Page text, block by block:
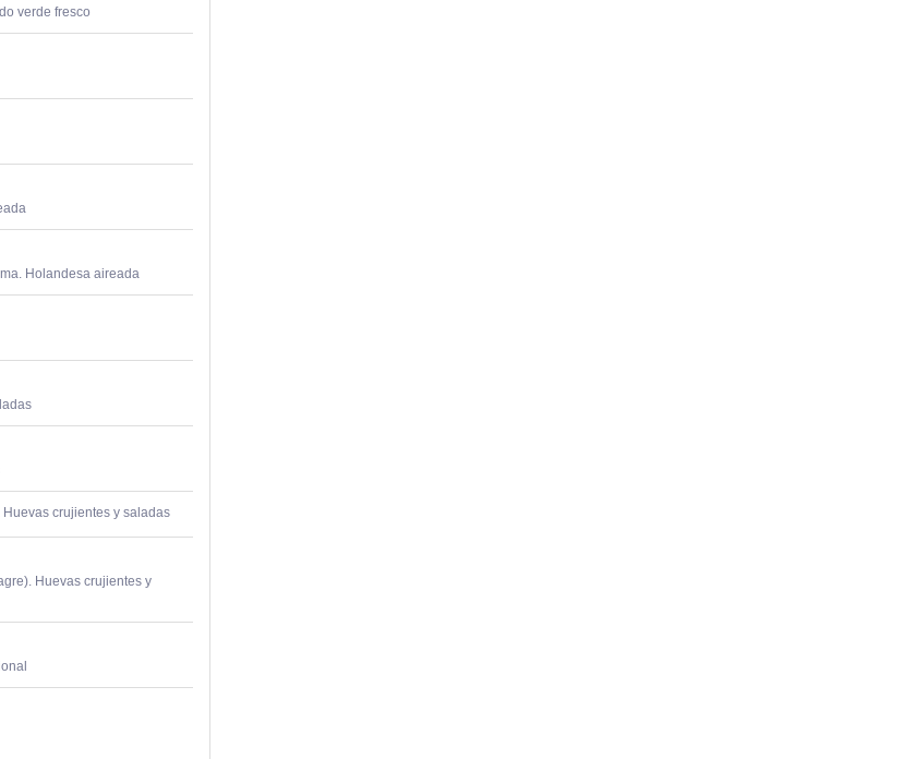
verde fresco
Holandesa aireada
crujientes y saladas
Huevas crujientes y